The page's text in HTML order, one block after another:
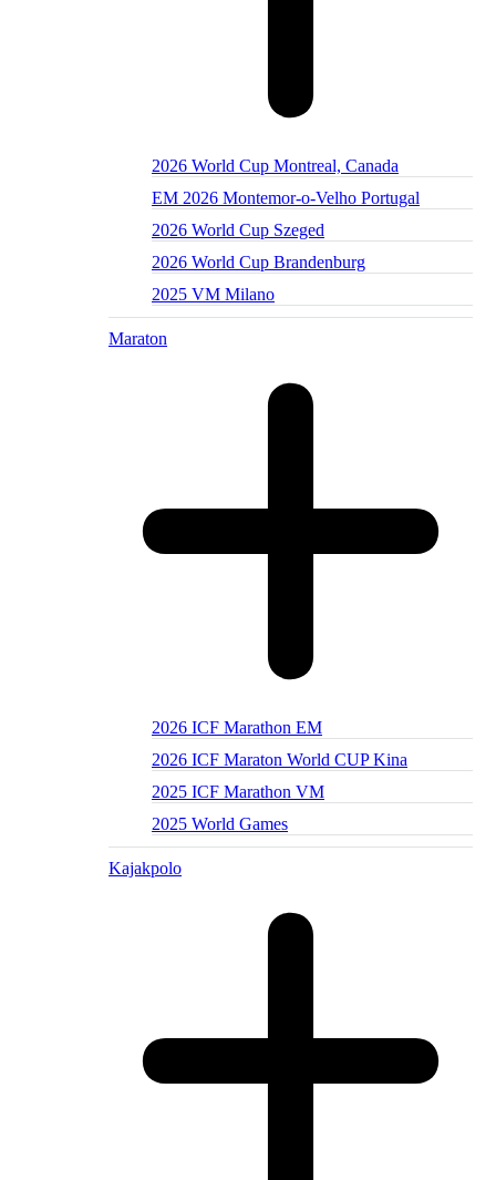
2026 World Cup Montreal, Canada
EM 2026 Montemor-o-Velho Portugal
2026 World Cup Szeged
2026 World Cup Brandenburg
2025 VM Milano
Maraton
2026 ICF Marathon EM
2026 ICF Maraton World CUP Kina
2025 ICF Marathon VM
2025 World Games
Kajakpolo